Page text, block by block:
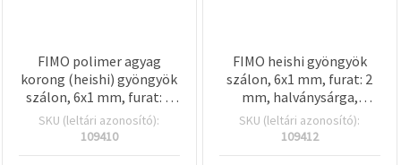
FIMO polimer agyag
korong (heishi) gyöngyök
szálon, 6x1 mm, furat: 2
mm, világos rózsaszín
aranyszínű pigmenttel,
SKU (leltári azonosító):
109410
FIMO heishi gyöngyök
szálon, 6x1 mm, furat: 2
mm, halványsárga,
aranyszínű pigmenttel,
~350 db
SKU (leltári azonosító):
109412